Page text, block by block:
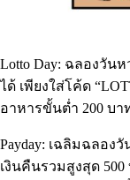
Lotto Day: ฉลองวัน
ได้ เพียงใส่โค้ด
อาหารขั้นต่ำ 200 บ
Payday: เฉลิมฉลอง
เงินคืนรวมสูงสุด